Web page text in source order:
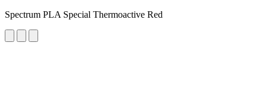
Spectrum PLA Special Thermoactive Red